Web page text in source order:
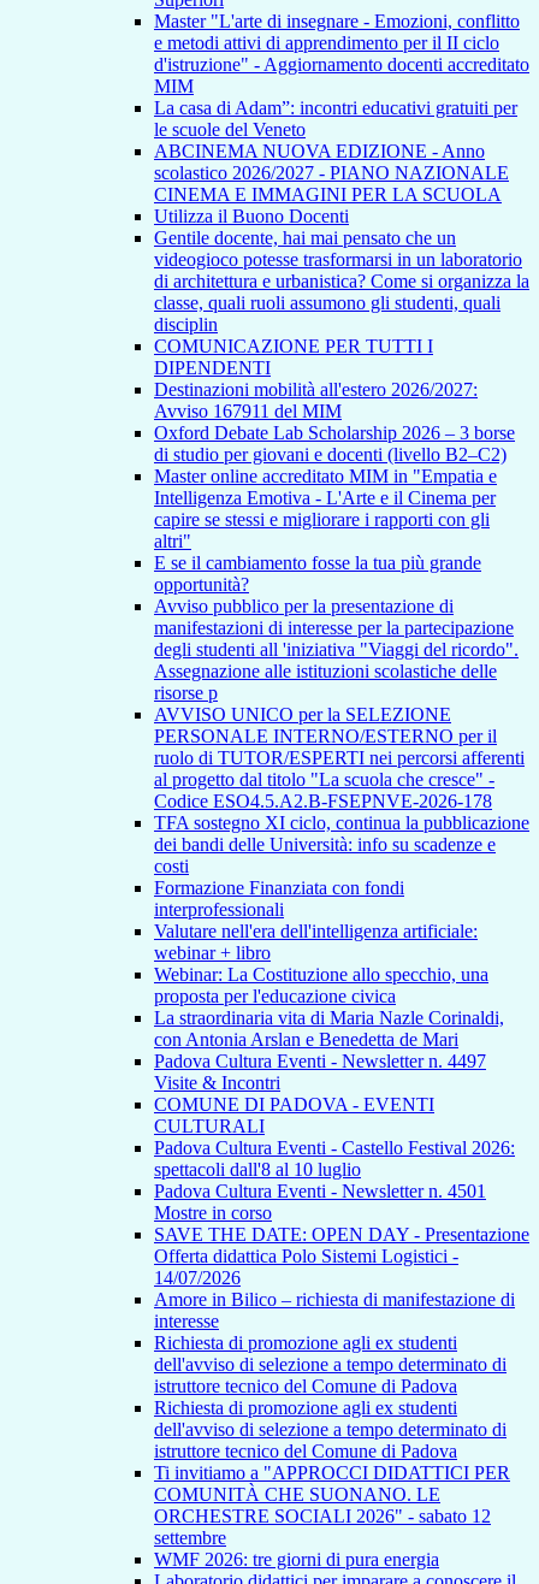
Master "L'arte di insegnare - Emozioni, conflitto
e metodi attivi di apprendimento per il II ciclo
d'istruzione" - Aggiornamento docenti accreditato
MIM
La casa di Adam”: incontri educativi gratuiti per
le scuole del Veneto
ABCINEMA NUOVA EDIZIONE - Anno
scolastico 2026/2027 - PIANO NAZIONALE
CINEMA E IMMAGINI PER LA SCUOLA
Utilizza il Buono Docenti
Gentile docente, hai mai pensato che un
videogioco potesse trasformarsi in un laboratorio
di architettura e urbanistica? Come si organizza la
classe, quali ruoli assumono gli studenti, quali
disciplin
COMUNICAZIONE PER TUTTI I
DIPENDENTI
Destinazioni mobilità all'estero 2026/2027:
Avviso 167911 del MIM
Oxford Debate Lab Scholarship 2026 – 3 borse
di studio per giovani e docenti (livello B2–C2)
Master online accreditato MIM in "Empatia e
Intelligenza Emotiva - L'Arte e il Cinema per
capire se stessi e migliorare i rapporti con gli
altri"
E se il cambiamento fosse la tua più grande
opportunità?
Avviso pubblico per la presentazione di
manifestazioni di interesse per la partecipazione
degli studenti all 'iniziativa "Viaggi del ricordo".
Assegnazione alle istituzioni scolastiche delle
risorse p
AVVISO UNICO per la SELEZIONE
PERSONALE INTERNO/ESTERNO per il
ruolo di TUTOR/ESPERTI nei percorsi afferenti
al progetto dal titolo "La scuola che cresce" -
Codice ESO4.5.A2.B-FSEPNVE-2026-178
TFA sostegno XI ciclo, continua la pubblicazione
dei bandi delle Università: info su scadenze e
costi
Formazione Finanziata con fondi
interprofessionali
Valutare nell'era dell'intelligenza artificiale:
webinar + libro
Webinar: La Costituzione allo specchio, una
proposta per l'educazione civica
La straordinaria vita di Maria Nazle Corinaldi,
con Antonia Arslan e Benedetta de Mari
Padova Cultura Eventi - Newsletter n. 4497
Visite & Incontri
COMUNE DI PADOVA - EVENTI
CULTURALI
Padova Cultura Eventi - Castello Festival 2026:
spettacoli dall'8 al 10 luglio
Padova Cultura Eventi - Newsletter n. 4501
Mostre in corso
SAVE THE DATE: OPEN DAY - Presentazione
Offerta didattica Polo Sistemi Logistici -
14/07/2026
Amore in Bilico – richiesta di manifestazione di
interesse
Richiesta di promozione agli ex studenti
dell'avviso di selezione a tempo determinato di
istruttore tecnico del Comune di Padova
Richiesta di promozione agli ex studenti
dell'avviso di selezione a tempo determinato di
istruttore tecnico del Comune di Padova
Ti invitiamo a "APPROCCI DIDATTICI PER
COMUNITÀ CHE SUONANO. LE
ORCHESTRE SOCIALI 2026" - sabato 12
settembre
WMF 2026: tre giorni di pura energia